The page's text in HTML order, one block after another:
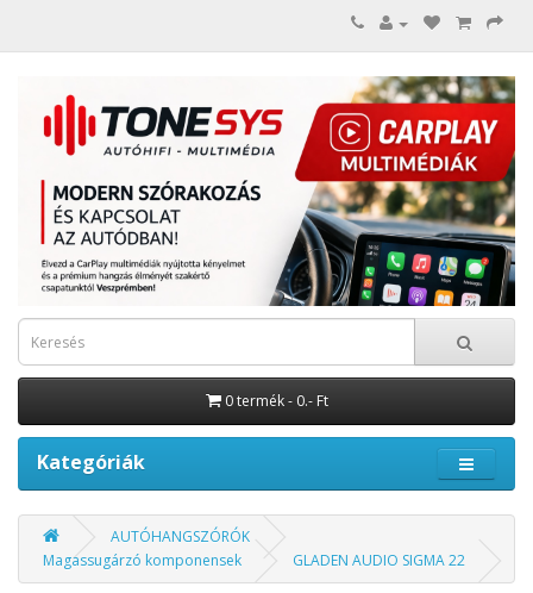
0 termék - 0.- Ft
Kategóriák
AUTÓHANGSZÓRÓK
Magassugárzó komponensek
GLADEN AUDIO SIGMA 22